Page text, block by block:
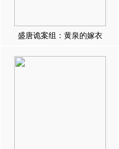
盛唐诡案组：黄泉的嫁衣